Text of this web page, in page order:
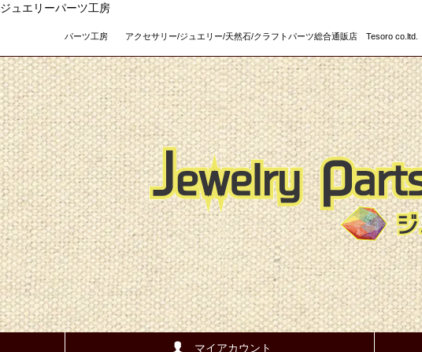
ジュエリーパーツ工房
パーツ工房 アクセサリー/ジュエリー/天然石/クラフトパーツ総合通販店 Tesoro co.ltd.
マイアカウント